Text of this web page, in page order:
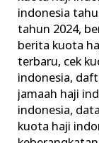
indonesia
tahun 2024,
berita kuota
terbaru, cek
indonesia,
jamaah haji
indonesia,
kuota haji
Indonesia